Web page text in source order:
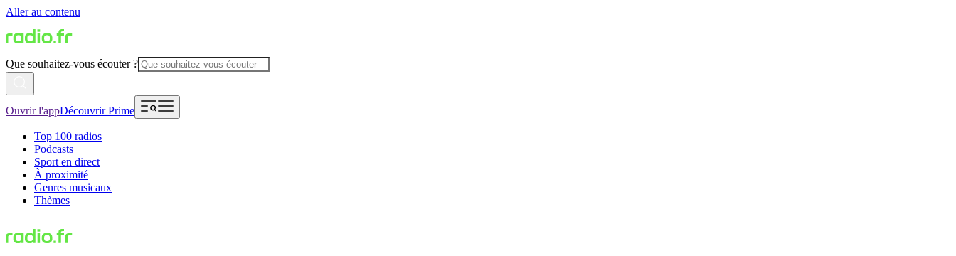
Aller au contenu
Que souhaitez-vous écouter ?
Ouvrir l'appDécouvrir Prime
Top 100 radios
Podcasts
Sport en direct
À proximité
Genres musicaux
Thèmes